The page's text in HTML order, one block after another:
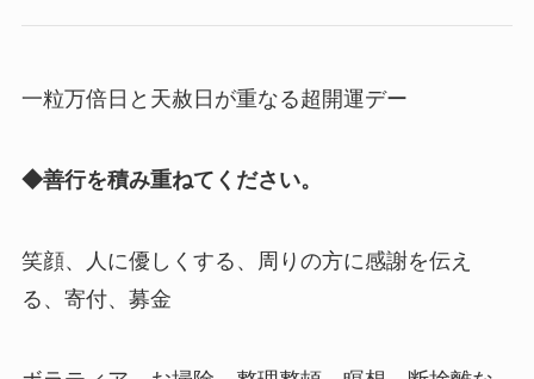
一粒万倍日と天赦日が重なる超開運デー
◆善行を積み重ねてください。
笑顔、人に優しくする、周りの方に感謝を伝え
る、寄付、募金